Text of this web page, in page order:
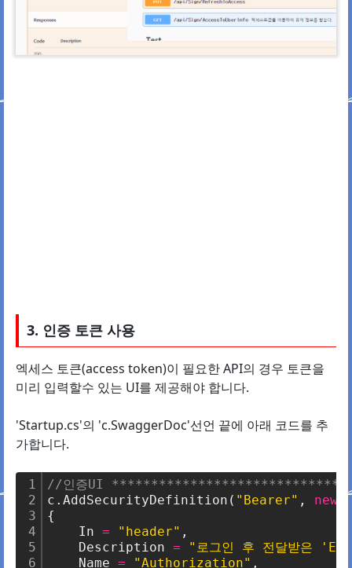
3. 인증 토큰 사용
엑세스 토큰(access token)이 필요한 API의 경우 토큰을
미리 입력할수 있는 UI를 제공해야 합니다.
'Startup.cs'의 'c.SwaggerDoc'선언 끝에 아래 코드를 추
가합니다.
1
2
3
4
5
6
//인증UI
c.AddSecurityDefinition( "Bearer" , new
{
In = "header" ,
Description =
"로그인 후 전달받은
Name = "Authorization" ,